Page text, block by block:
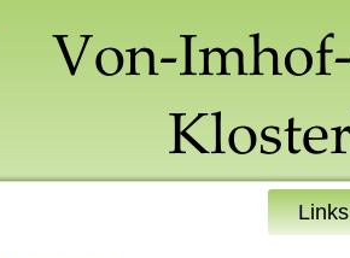
Links